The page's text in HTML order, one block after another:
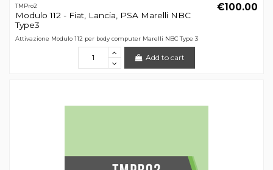
TMPro2
Modulo 112 - Fiat, Lancia, PSA Marelli NBC
Type3
€100.00
Attivazione Modulo 112 per body computer Marelli NBC Type 3
Add to cart